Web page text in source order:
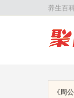
养生百
《周